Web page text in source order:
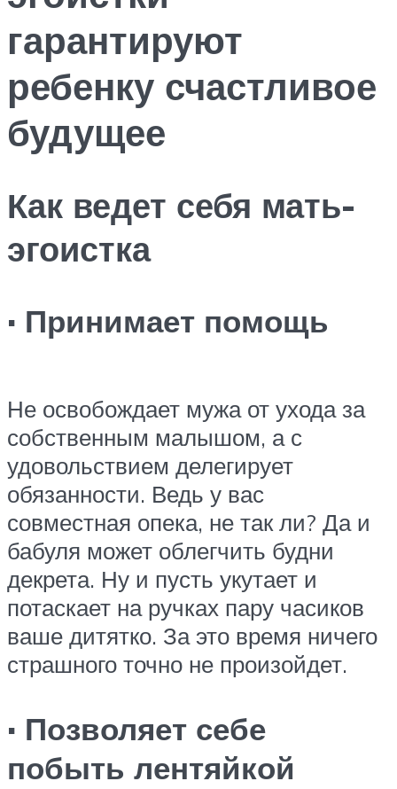
гарантируют
ребенку счастливое
будущее
Как ведет себя мать-
эгоистка
· Принимает помощь
Не освобождает мужа от ухода за
собственным малышом, а с
удовольствием делегирует
обязанности. Ведь у вас
совместная опека, не так ли? Да и
бабуля может облегчить будни
декрета. Ну и пусть укутает и
потаскает на ручках пару часиков
ваше дитятко. За это время ничего
страшного точно не произойдет.
· Позволяет себе
побыть лентяйкой